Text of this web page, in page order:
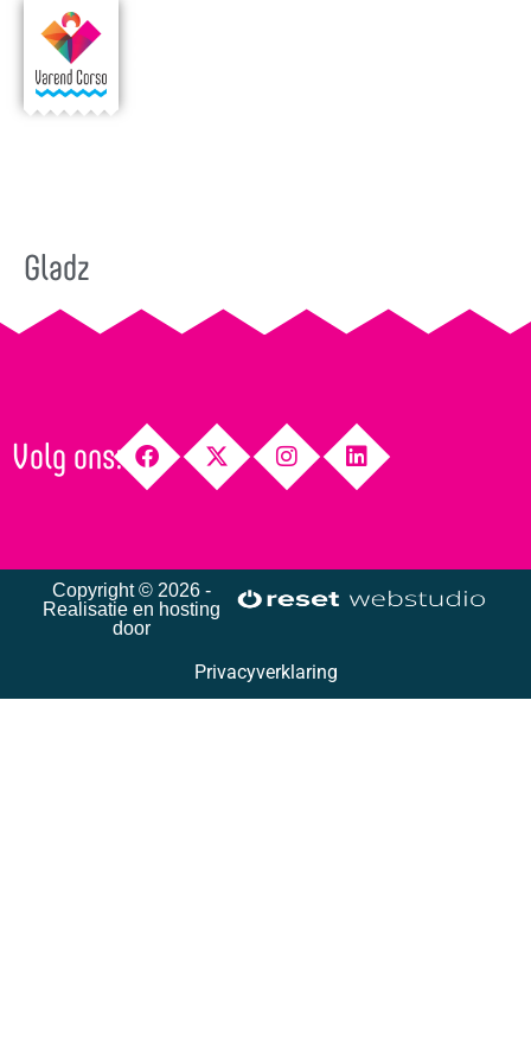
Gladz
Volg ons:
Copyright © 2026 -
Realisatie en hosting
door
Privacyverklaring